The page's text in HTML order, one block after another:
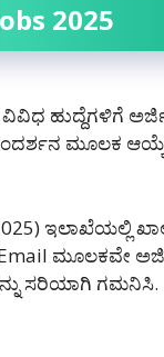
2025
ಹುದ್ದೆಗಳಿಗೆ ಅರ್ಜಿ
ಮೂಲಕ ಆಯ್ಕೆ
ಇಲಾಖೆಯಲ್ಲಿ
ಮೂಲಕವೇ
ಸರಿಯಾಗಿ ಗಮನಿಸಿ.